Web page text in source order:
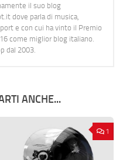
il suo blog
dove parla di musica,
e con cui ha vinto il Premio
come miglior blog italiano.
dal 2003.
ANCHE...
1